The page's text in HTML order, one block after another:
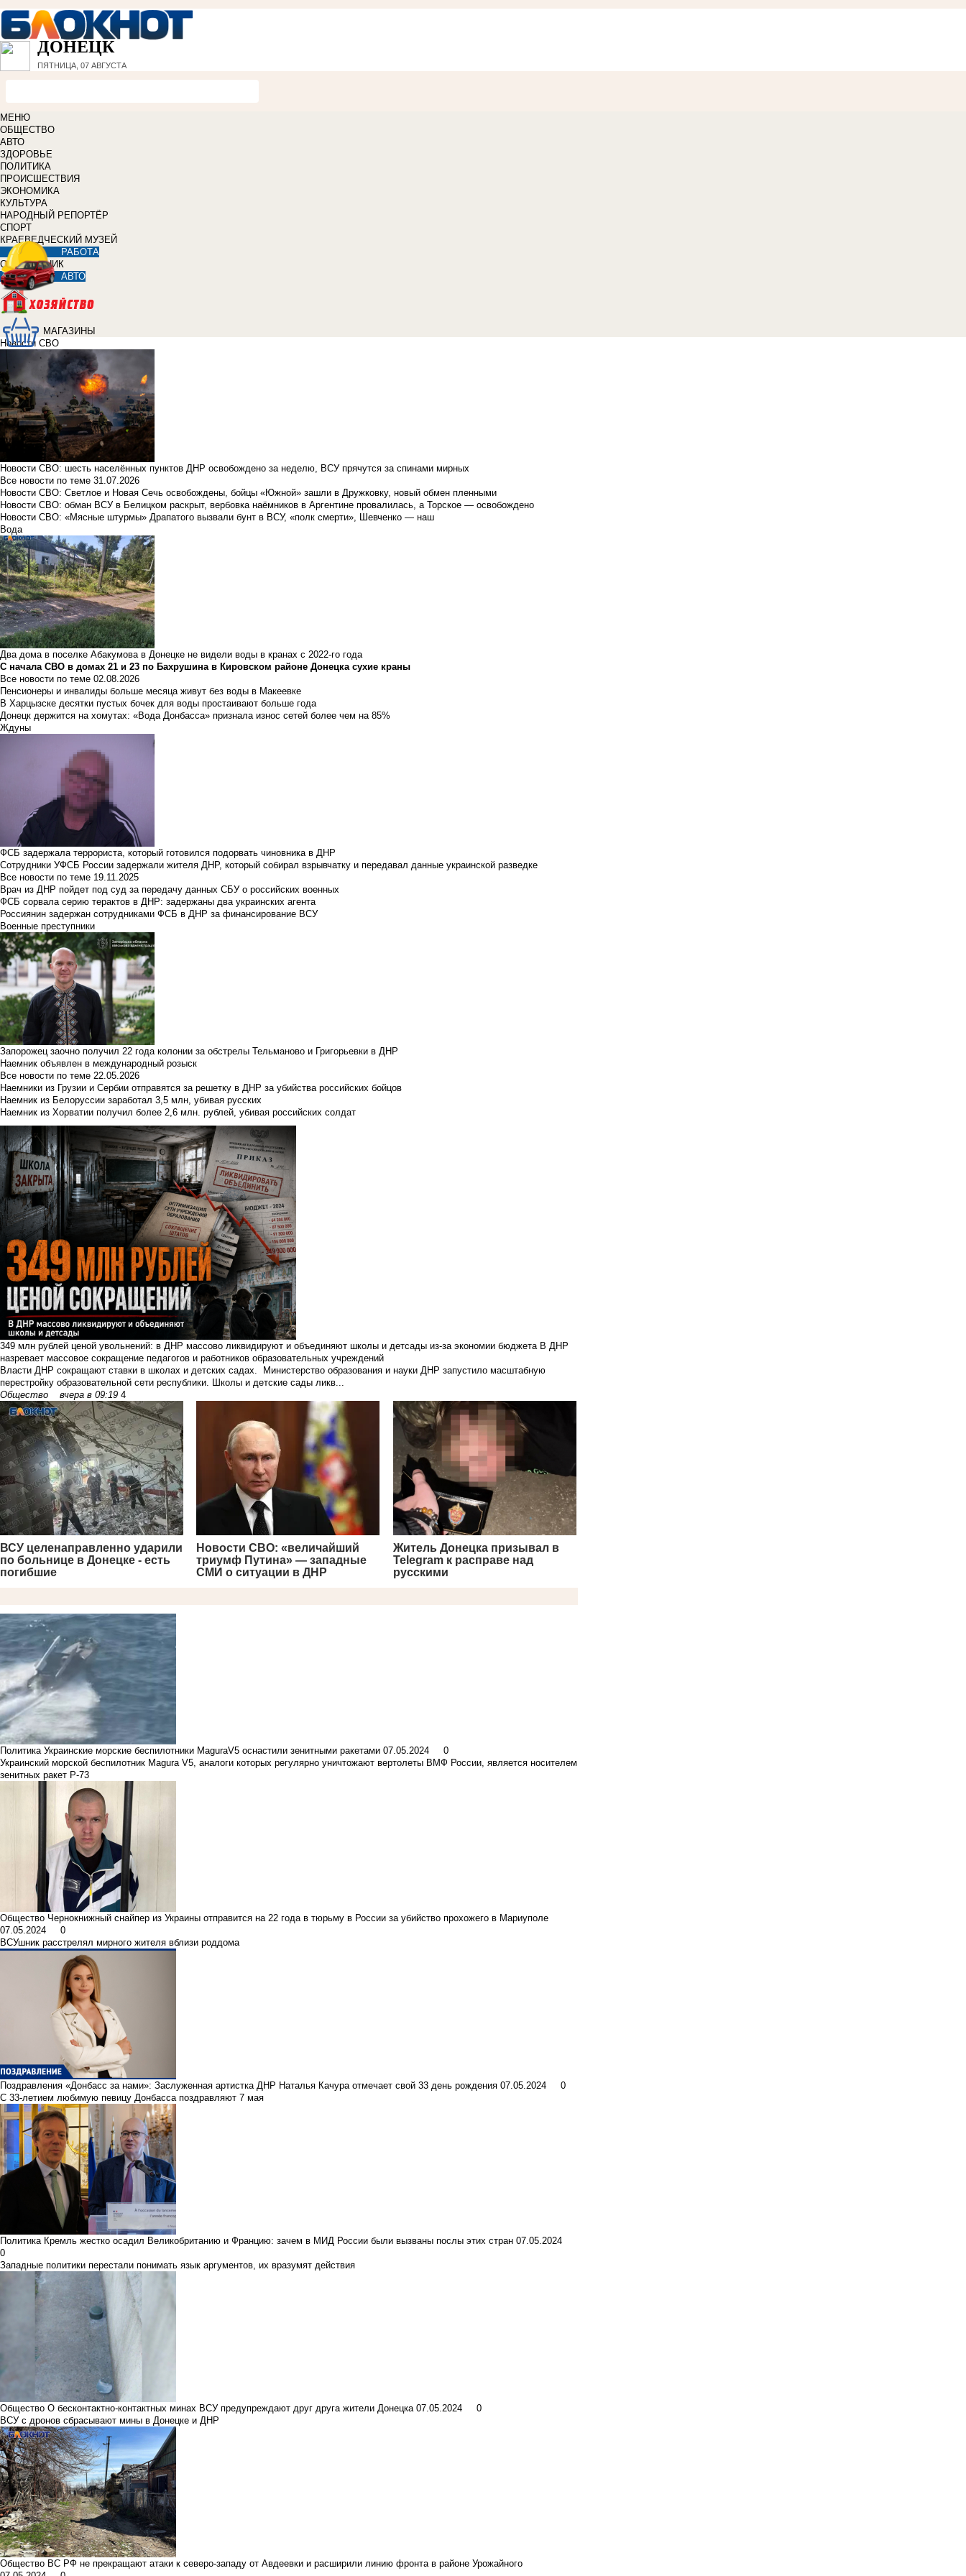
ДОНЕЦК
ПЯТНИЦА, 07 АВГУСТА
МЕНЮ
ОБЩЕСТВО
АВТО
ЗДОРОВЬЕ
ПОЛИТИКА
ПРОИСШЕСТВИЯ
ЭКОНОМИКА
КУЛЬТУРА
НАРОДНЫЙ РЕПОРТЁР
СПОРТ
КРАЕВЕДЧЕСКИЙ МУЗЕЙ
РАБОТА
СПРАВОЧНИК
АВТО
МАГАЗИНЫ
Новости СВО
Новости СВО: шесть населённых пунктов ДНР освобождено за неделю, ВСУ прячутся за спинами мирных
Все новости по теме 31.07.2026
Новости СВО: Светлое и Новая Сечь освобождены, бойцы «Южной» зашли в Дружковку, новый обмен пленными
Новости СВО: обман ВСУ в Белицком раскрыт, вербовка наёмников в Аргентине провалилась, а Торское — освобождено
Новости СВО: «Мясные штурмы» Драпатого вызвали бунт в ВСУ, «полк смерти», Шевченко — наш
Вода
Два дома в поселке Абакумова в Донецке не видели воды в кранах с 2022-го года
С начала СВО в домах 21 и 23 по Бахрушина в Кировском районе Донецка сухие краны
Все новости по теме 02.08.2026
Пенсионеры и инвалиды больше месяца живут без воды в Макеевке
В Харцызске десятки пустых бочек для воды простаивают больше года
Донецк держится на хомутах: «Вода Донбасса» признала износ сетей более чем на 85%
Ждуны
ФСБ задержала террориста, который готовился подорвать чиновника в ДНР
Сотрудники УФСБ России задержали жителя ДНР, который собирал взрывчатку и передавал данные украинской разведке
Все новости по теме 19.11.2025
Врач из ДНР пойдет под суд за передачу данных СБУ о российских военных
ФСБ сорвала серию терактов в ДНР: задержаны два украинских агента
Россиянин задержан сотрудниками ФСБ в ДНР за финансирование ВСУ
Военные преступники
Запорожец заочно получил 22 года колонии за обстрелы Тельманово и Григорьевки в ДНР
Наемник объявлен в международный розыск
Все новости по теме 22.05.2026
Наемники из Грузии и Сербии отправятся за решетку в ДНР за убийства российских бойцов
Наемник из Белоруссии заработал 3,5 млн, убивая русских
Наемник из Хорватии получил более 2,6 млн. рублей, убивая российских солдат
349 млн рублей ценой увольнений: в ДНР массово ликвидируют и объединяют школы и детсады из-за экономии бюджета В ДНР
назревает массовое сокращение педагогов и работников образовательных учреждений
Власти ДНР сокращают ставки в школах и детских садах. Министерство образования и науки ДНР запустило масштабную
перестройку образовательной сети республики. Школы и детские сады ликв...
Общество
вчера в 09:19 4
ВСУ целенаправленно ударили
по больнице в Донецке - есть
погибшие
Новости СВО: «величайший
триумф Путина» — западные
СМИ о ситуации в ДНР
Житель Донецка призывал в
Telegram к расправе над
русскими
Политика Украинские морские беспилотники MaguraV5 оснастили зенитными ракетами 07.05.2024
0
Украинский морской беспилотник Magura V5, аналоги которых регулярно уничтожают вертолеты ВМФ России, является носителем
зенитных ракет Р-73
Общество Чернокнижный снайпер из Украины отправится на 22 года в тюрьму в России за убийство прохожего в Мариуполе
07.05.2024
0
ВСУшник расстрелял мирного жителя вблизи роддома
Поздравления «Донбасс за нами»: Заслуженная артистка ДНР Наталья Качура отмечает свой 33 день рождения 07.05.2024
0
С 33-летием любимую певицу Донбасса поздравляют 7 мая
Политика Кремль жестко осадил Великобританию и Францию: зачем в МИД России были вызваны послы этих стран 07.05.2024
0
Западные политики перестали понимать язык аргументов, их вразумят действия
Общество О бесконтактно-контактных минах ВСУ предупреждают друг друга жители Донецка 07.05.2024
0
ВСУ с дронов сбрасывают мины в Донецке и ДНР
Общество ВС РФ не прекращают атаки к северо-западу от Авдеевки и расширили линию фронта в районе Урожайного